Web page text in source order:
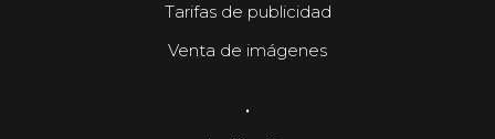
Tarifas de publicidad
Venta de imágenes
.